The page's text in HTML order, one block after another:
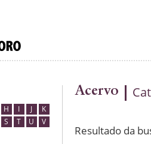
H I J
K
S T U
V
Acervo
Resultado da